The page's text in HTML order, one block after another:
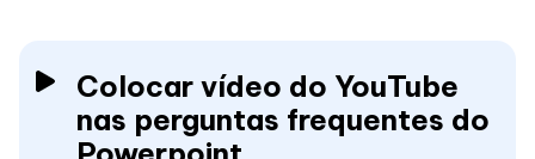
Colocar vídeo do YouTube
nas perguntas frequentes do